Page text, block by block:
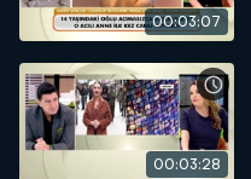
00:03:07
00:03:28